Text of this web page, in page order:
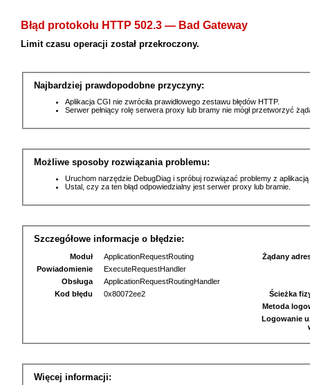
Błąd protokołu HTTP 502.3 — Bad Gateway
Limit czasu operacji został przekroczony.
Najbardziej prawdopodobne przyczyny:
Aplikacja CGI nie zwróciła prawidłowego zestawu błędów HTTP.
Serwer pełniący rolę serwera proxy lub bramy nie mógł przetworzyć
Możliwe sposoby rozwiązania problemu:
Uruchom narzędzie DebugDiag i spróbuj rozwiązać problemy z
Ustal, czy za ten błąd odpowiedzialny jest serwer proxy lub bramie.
Szczegółowe informacje o błędzie:
Moduł
ApplicationRequestRouting
Powiadomienie
ExecuteRequestHandler
Obsługa
ApplicationRequestRoutingHandler
Kod błędu
0x80072ee2
Żądany
Ścieżka
Metoda
Logowanie
Więcej informacji: